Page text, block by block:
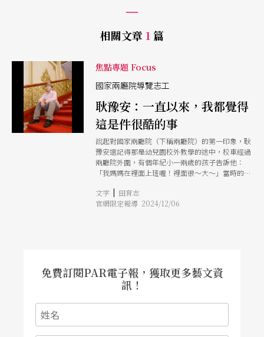
相關文章 1 篇
焦點專題 Focus
國家兩廳院導覽志工
耿豫安：一直以來，我都覺得
這是件很酷的事
說起對國家兩廳院（下稱兩廳院）的第一印象，耿
豫安還記得那是幼兒園校外教學的途中，校車經過
兩廳院外圍，有個年紀小一兩歲的孩子告訴他：
「我媽媽在裡面上班喔！裡面很～大～」當時的童
兩廳院內部，長什麼樣子？ 志工，是我青春期的
叛逆 到了高中，耿豫安每天上下學搭的公車，走
瞥見徵求導覽志工的訊息，在徵得媽媽同意後，他
寄出履歷的隔天就收到承辦人員來電，經過碰面詳
談後，他以16歲的年紀，成為兩廳院最年輕的導覽
文字 | 田育志
官網限定報導 2024/12/06
免費訂閱PAR電子報，獲取更多藝文資
訊！